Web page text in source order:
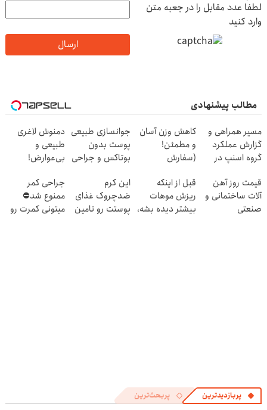
لطفا عدد مقابل را در جعبه متن
وارد کنید
ارسال
مطالب پیشنهادی
مسیر همراهی و
گزارش عملکرد
گروه اسنپ در
کاهش وزن آسان
و مطمئن!
(سفارش
گیاهی با تخفیف
شگفت انگیز)
جوانسازی طبیعی
پوست بدون
بوتاکس و جراحی
تخفیف ویژه
دمنوش لاغری
طبیعی و
بی‌عوارض!
50%تخفیف تا
امشب(کلیک کن)
قیمت روز آهن
آلات ساختمانی و
صنعتی
قبل از اینکه
ریزش موهات
بیشتر دیده بشه،
این کرم
ضدچروک غذای
پوستت رو تامین
جراحی کمر
ممنوع شد⛔
میتونی کمرت رو
پربازدیدترین پربحث‌ترین